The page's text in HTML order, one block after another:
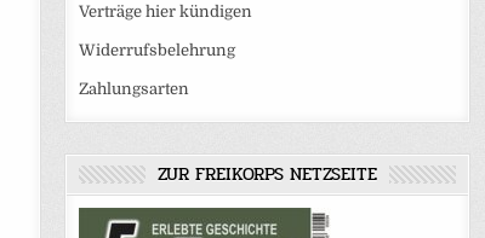
Verträge hier kündigen
Widerrufsbelehrung
Zahlungsarten
ZUR FREIKORPS NETZSEITE